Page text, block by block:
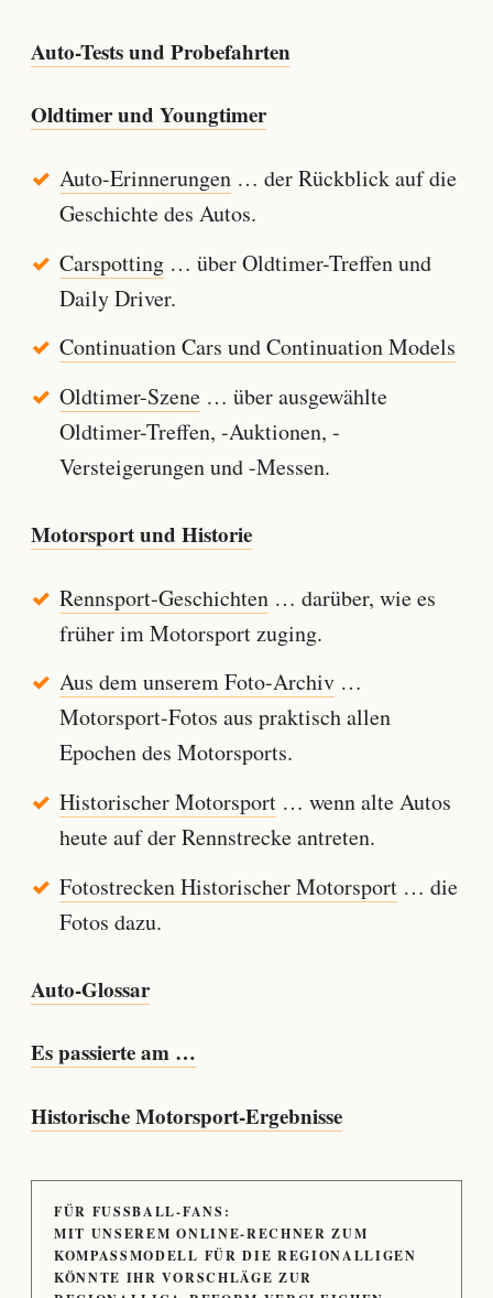
Auto-Tests und Probefahrten
Oldtimer und Youngtimer
Auto-Erinnerungen… der Rückblick auf die
Geschichte des Autos.
Carspotting… über Oldtimer-Treffen und
Daily Driver.
Continuation Cars und Continuation Models
Oldtimer-Szene… über ausgewählte
Oldtimer-Treffen, -Auktionen, -
Versteigerungen und -Messen.
Motorsport und Historie
Rennsport-Geschichten… darüber, wie es
früher im Motorsport zuging.
Aus dem unserem Foto-Archiv…
Motorsport-Fotos aus praktisch allen
Epochen des Motorsports.
Historischer Motorsport… wenn alte Autos
heute auf der Rennstrecke antreten.
Fotostrecken Historischer Motorsport… die
Fotos dazu.
Auto-Glossar
Es passierte am …
Historische Motorsport-Ergebnisse
FÜR FUSSBALL-FANS:
MIT UNSEREM ONLINE-RECHNER ZUM
KOMPASSMODELL FÜR DIE REGIONALLIGEN
KÖNNTE IHR VORSCHLÄGE ZUR